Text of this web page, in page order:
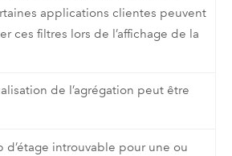
applications clientes peuvent
ces filtres lors de l’affichage de la
de l’agrégation peut être
d’étage introuvable pour une ou